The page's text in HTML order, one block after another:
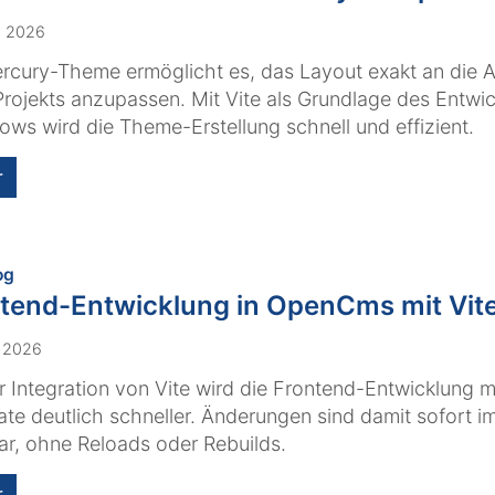
2026
Theme ermöglicht es, das Layout exakt an die
anzupassen. Mit Vite als Grundlage des
wird die Theme-Erstellung schnell und effizient.
:
Entwicklung in OpenCms mit
2026
Integration von Vite wird die Frontend-Entwicklung
deutlich schneller. Änderungen sind damit sofort
ohne Reloads oder Rebuilds.